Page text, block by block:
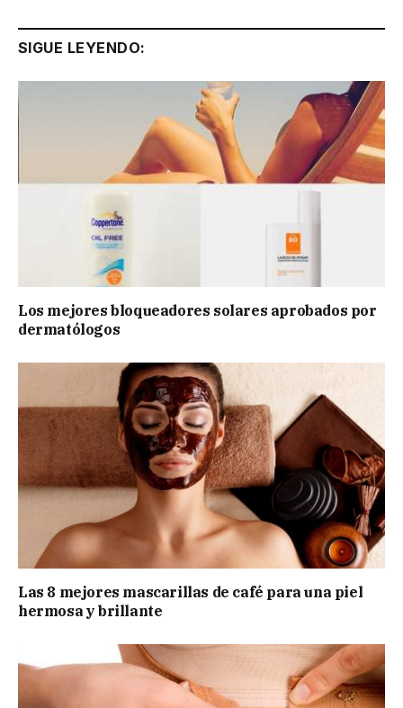
SIGUE LEYENDO:
Los mejores bloqueadores solares aprobados por
dermatólogos
Las 8 mejores mascarillas de café para una piel
hermosa y brillante